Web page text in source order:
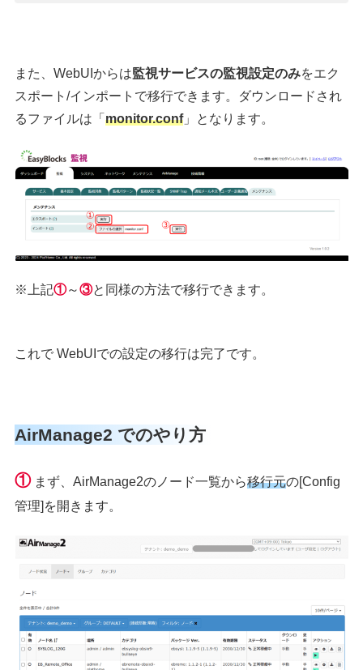
また、WebUIからは監視サービスの監視設定のみをエク
スポート/インポートで移行できます。ダウンロードされ
るファイルは「monitor.conf」となります。
※上記①～③と同様の方法で移行できます。
これで WebUIでの設定の移行は完了です。
AirManage2 でのやり方
①まず、AirManage2のノード一覧から移行元の[Config
管理]を開きます。